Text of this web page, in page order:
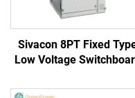
Sivacon 8PT Fixed
Low Voltage